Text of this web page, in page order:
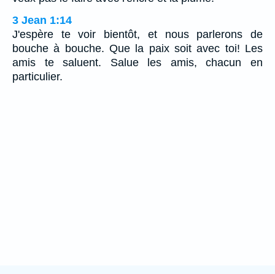
3 Jean 1:14
J'espère te voir bientôt, et nous parlerons de
bouche à bouche. Que la paix soit avec toi! Les
amis te saluent. Salue les amis, chacun en
particulier.